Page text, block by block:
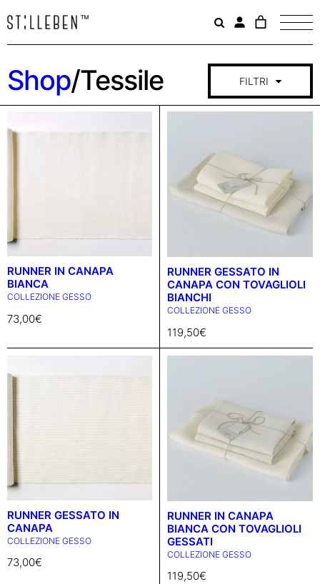
Il
è
Shop/Tessile FILTRI
CATEGORIA
TUTTE LE CATEGORIE
RUNNER IN CANAPA
BIANCA
COLLEZIONE GESSO
73,00€
RUNNER GESSATO IN
CANAPA CON TOVAGLIOLI
BIANCHI
COLLEZIONE GESSO
119,50€
RUNNER GESSATO IN
CANAPA
COLLEZIONE GESSO
73,00€
RUNNER IN CANAPA
BIANCA CON TOVAGLIOLI
GESSATI
COLLEZIONE GESSO
119,50€